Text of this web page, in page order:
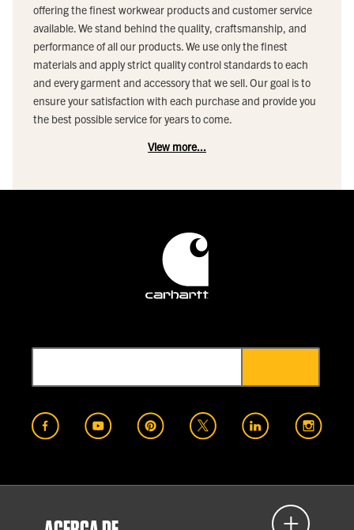
offering the finest workwear products and customer service
available. We stand behind the quality, craftsmanship, and
performance of all our products. We use only the finest
materials and apply strict quality control standards to each
and every garment and accessory that we sell. Our goal is to
ensure your satisfaction with each purchase and provide you
the best possible service for years to come.
View more...